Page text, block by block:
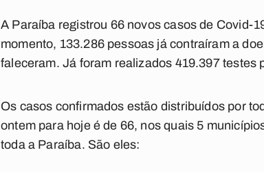
A Paraíba registrou 66 novos casos de Covid-
momento, 133.286 pessoas já contraíram a
faleceram. Já foram realizados 419.397
Os casos confirmados estão distribuídos por
ontem para hoje é de 66, nos quais 5
toda a Paraíba. São eles: